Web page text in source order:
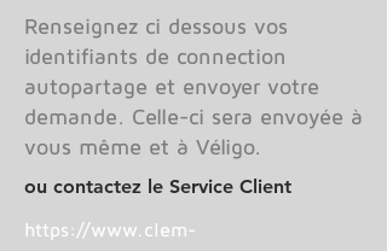
Renseignez ci dessous vos
identifiants de connection
autopartage et envoyer votre
demande. Celle-ci sera envoyée à
vous même et à Véligo.
ou contactez le Service Client
https://www.clem-